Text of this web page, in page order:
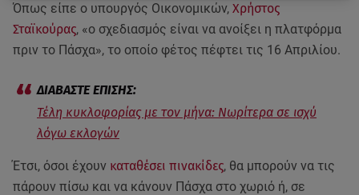
Όπως είπε ο υπουργός Οικονομικών, Χρήστος
Σταϊκούρας, «ο σχεδιασμός είναι να ανοίξει η πλατφόρμα
πριν το Πάσχα», το οποίο φέτος πέφτει τις 16 Απριλίου.
Τέλη κυκλοφορίας με τον μήνα: Νωρίτερα σε ισχύ
λόγω εκλογών
Έτσι, όσοι έχουν καταθέσει πινακίδες, θα μπορούν να τις
πάρουν πίσω και να κάνουν Πάσχα στο χωριό ή, σε